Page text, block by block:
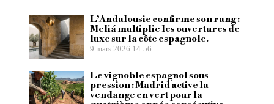
L’Andalousie confirme son rang :
Meliá multiplie les ouvertures de
luxe sur la côte espagnole.
9 mars 2026 14:56
Le vignoble espagnol sous
pression : Madrid active la
vendange en vert pour la